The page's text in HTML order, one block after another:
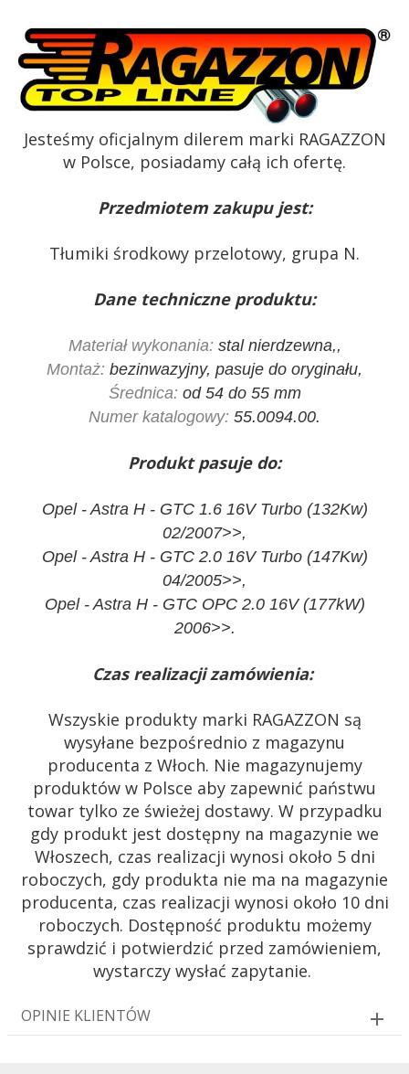
Jesteśmy oficjalnym dilerem marki RAGAZZON
w Polsce, posiadamy całą ich ofertę.
Przedmiotem zakupu jest:
Tłumiki środkowy przelotowy, grupa N.
Dane techniczne produktu:
Materiał wykonania:stal nierdzewna,,
Montaż: bezinwazyjny, pasuje do oryginału,
Średnica:od 54 do 55 mm
Numer katalogowy: 55.0094.00.
Produkt pasuje do:
Opel - Astra H - GTC 1.6 16V Turbo (132Kw)
02/2007>>,
Opel - Astra H - GTC 2.0 16V Turbo (147Kw)
04/2005>>,
Opel - Astra H - GTC OPC 2.0 16V (177kW)
2006>>.
Czas realizacji zamówienia:
Wszyskie produkty marki RAGAZZON są
wysyłane bezpośrednio z magazynu
producenta z Włoch. Nie magazynujemy
produktów w Polsce aby zapewnić państwu
towar tylko ze świeżej dostawy. W przypadku
gdy produkt jest dostępny na magazynie we
Włoszech, czas realizacji wynosi około 5 dni
roboczych, gdy produkta nie ma na magazynie
producenta, czas realizacji wynosi około 10 dni
roboczych. Dostępność produktu możemy
sprawdzić i potwierdzić przed zamówieniem,
wystarczy wysłać zapytanie.
OPINIE KLIENTÓW